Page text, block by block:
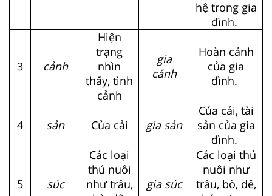
hệ trong gia
đình.
3 cảnh
Hiện
trạng
nhìn
thấy, tình
cảnh
gia
cảnh
Hoàn cảnh
của gia
đình.
4 sản Của cải gia sản
Của cải, tài
sản của gia
đình.
5 súc
Các loại
thú nuôi
như trâu,
gia súc
Các loại thú
nuôi như
trâu, bò, dê,